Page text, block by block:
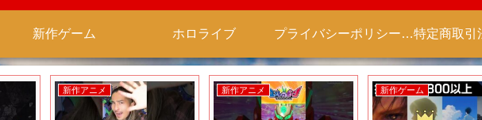
新作ゲーム ホロライブ プライバシーポリシー 【Colorful Creation】
新作アニメ 新作アニメ 新作ゲーム